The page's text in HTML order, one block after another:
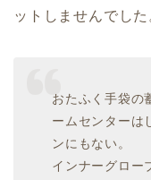
ットしませんでした
おたふく手袋の
ームセンターは
ンにもない。
インナーグロー